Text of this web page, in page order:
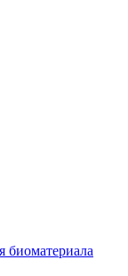
биоматериала